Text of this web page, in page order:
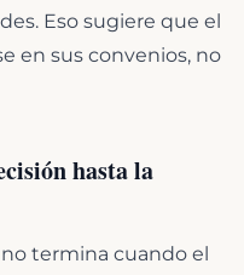
Eso sugiere que el
en sus convenios, no
hasta la
termina cuando el